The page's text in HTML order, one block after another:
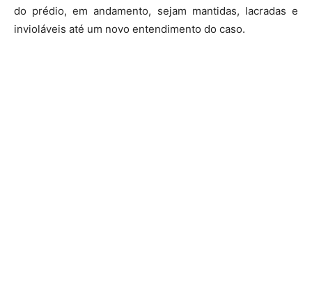
do prédio, em andamento, sejam mantidas, lacradas e
invioláveis até um novo entendimento do caso.